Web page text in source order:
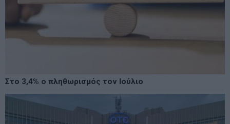
Στο 3,4% ο πληθωρισμός τον Ιούλιο